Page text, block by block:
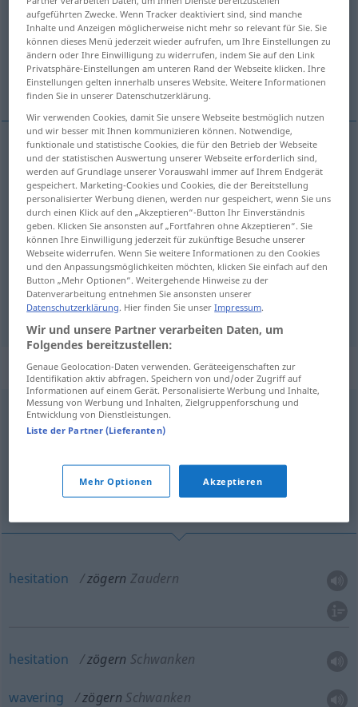
Übersicht aller Übersetzungen
(Für mehr Details die Übersetzung anklicken/antippen)
hesitate hesitate, waver
hesitate zögernzaudern
hesitate zögernschwanken
waver zögernschwanken
„'Zögern“: Neutrum
zögernn <Zögerns>
(Für mehr Details die Übersetzung anklicken/antippen)
hesitation hesitation, wavering
hesitation zögern Zaudern
hesitation zögern Schwanken
wavering zögern Schwanken
aufgeführten Zwecke. Wenn Tracker deaktiviert sind, sind manche
Inhalte und Anzeigen möglicherweise nicht mehr so relevant für Sie. Sie
können dieses Menü jederzeit wieder aufrufen, um Ihre Einstellungen zu
ändern oder Ihre Einwilligung zu widerrufen, indem Sie auf den Link
Privatsphäre-Einstellungen am unteren Rand der Webseite klicken. Ihre
Einstellungen gelten innerhalb unseres Website. Weitere Informationen
finden Sie in unserer Datenschutzerklärung.
Wir verwenden Cookies, damit Sie unsere Webseite bestmöglich nutzen
und wir besser mit Ihnen kommunizieren können. Notwendige,
funktionale und statistische Cookies, die für den Betrieb der Webseite
und der statistischen Auswertung unserer Webseite erforderlich sind,
werden auf Grundlage unserer Vorauswahl immer auf Ihrem Endgerät
gespeichert. Marketing-Cookies und Cookies, die der Bereitstellung
personalisierter Werbung dienen, werden nur gespeichert, wenn Sie uns
durch einen Klick auf den „Akzeptieren“-Button Ihr Einverständnis
geben. Klicken Sie ansonsten auf „Fortfahren ohne Akzeptieren“. Sie
können Ihre Einwilligung jederzeit für zukünftige Besuche unserer
Webseite widerrufen. Wenn Sie weitere Informationen zu den Cookies
und den Anpassungsmöglichkeiten möchten, klicken Sie einfach auf den
Button „Mehr Optionen“. Weitergehende Hinweise zu der
Datenverarbeitung entnehmen Sie ansonsten unserer
Datenschutzerklärung. Hier finden Sie unserImpressum.
Wir und unsere Partner verarbeiten Daten, um
Folgendes bereitzustellen:
Genaue Geolocation-Daten verwenden. Geräteeigenschaften zur
Identifikation aktiv abfragen. Speichern von und/oder Zugriff auf
Informationen auf einem Gerät. Personalisierte Werbung und Inhalte,
Messung von Werbung und Inhalten, Zielgruppenforschung und
Entwicklung von Dienstleistungen.
Liste der Partner (Lieferanten)
Mehr Optionen Akzeptieren